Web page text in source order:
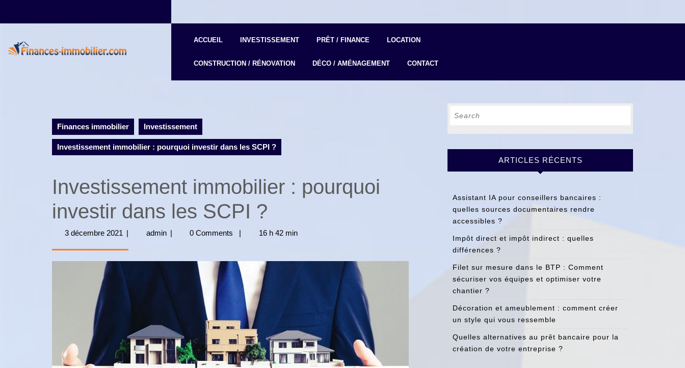
ACCUEIL INVESTISSEMENT PRÊT / FINANCE LOCATION
CONSTRUCTION / RÉNOVATION DÉCO / AMÉNAGEMENT CONTACT
Finances immobilier Investissement
Investissement immobilier : pourquoi investir dans les SCPI ?
Investissement immobilier : pourquoi
investir dans les SCPI ?
3 décembre 2021 3| admin admin
| 0 Comments | 16 h 42 min
ARTICLES RÉCENTS
Assistant IA pour conseillers bancaires :
quelles sources documentaires rendre
accessibles ?
Impôt direct et impôt indirect : quelles
différences ?
Filet sur mesure dans le BTP : Comment
sécuriser vos équipes et optimiser votre
chantier ?
Décoration et ameublement : comment créer
un style qui vous ressemble
Quelles alternatives au prêt bancaire pour la
création de votre entreprise ?